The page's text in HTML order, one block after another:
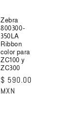
Zebra
800300-
350LA
Ribbon
color para
ZC100 y
ZC300
Precio
habitual
$ 590.00
MXN